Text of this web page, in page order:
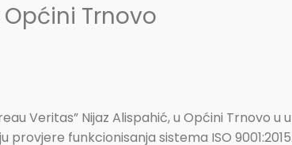
Trnovo
Veritas” Nijaz Alispahić, u Općini Trnovo u
provjere funkcionisanja sistema ISO